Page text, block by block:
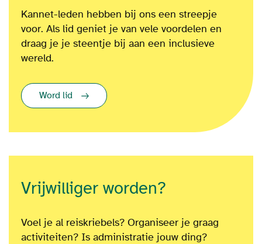
Kannet-leden hebben bij ons een streepje
voor. Als lid geniet je van vele voordelen en
draag je je steentje bij aan een inclusieve
wereld.
Word lid
Vrijwilliger worden?
Voel je al reiskriebels? Organiseer je graag
activiteiten? Is administratie jouw ding?